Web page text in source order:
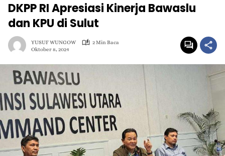
DKPP RI Apresiasi Kinerja Bawaslu
dan KPU di Sulut
YUSUF WUNGOW
2 Min Baca
Oktober 8, 2024